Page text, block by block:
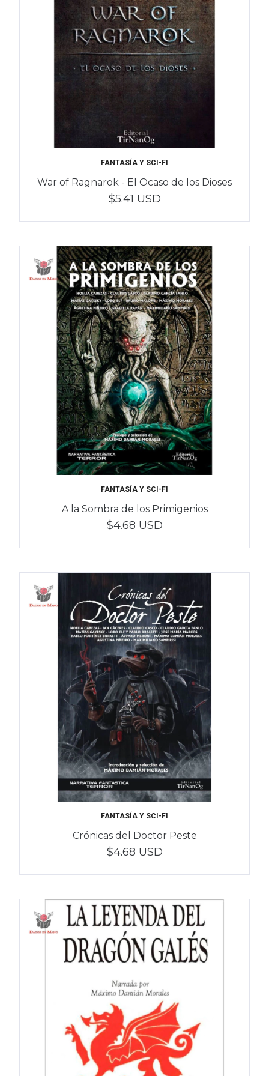
FANTASÍA Y SCI-FI
War of Ragnarok - El Ocaso de los Dioses
$5.41 USD
FANTASÍA Y SCI-FI
A la Sombra de los Primigenios
$4.68 USD
FANTASÍA Y SCI-FI
Crónicas del Doctor Peste
$4.68 USD